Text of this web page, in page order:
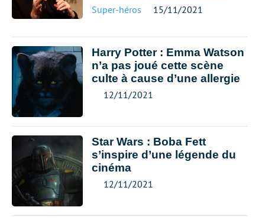
Super-héros 15/11/2021
Harry Potter : Emma Watson
n’a pas joué cette scène
culte à cause d’une allergie
12/11/2021
Star Wars : Boba Fett
s’inspire d’une légende du
cinéma
12/11/2021